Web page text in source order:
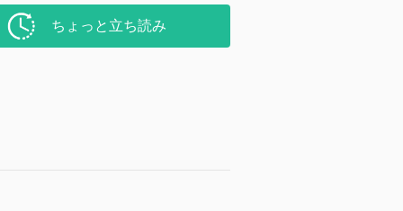
ちょっと立ち読み